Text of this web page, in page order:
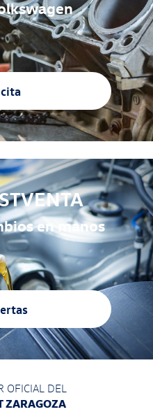
en manos
OFICIAL DEL
ZARAGOZA